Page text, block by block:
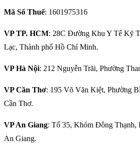
Mã Số Thuế: 1601975316
VP TP. HCM: 28C Đường Khu Y Tế Kỹ
Lạc, Thành phố Hồ Chí Minh.
VP Hà Nội: 212 Nguyễn Trãi, Phường
VP Cần Thơ: 195 Võ Văn Kiệt, Phường
Cần Thơ.
VP An Giang: Tổ 35, Khóm Đông Thạnh,
An Giang.